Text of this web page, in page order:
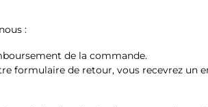
:
de la commande.
formulaire de retour, vous recevrez un